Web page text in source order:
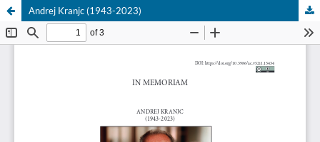
Andrej Kranjc (1943-2023)